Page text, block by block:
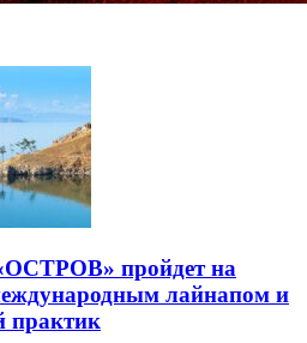
пройдет на
лайнапом и
практик